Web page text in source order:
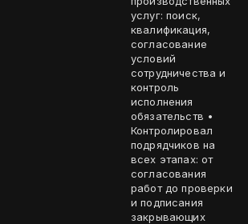
услуг: поиск,
квалификация,
согласование
условий
сотрудничества и
контроль
исполнения
обязательств •
Контролировал
подрядчиков на
всех этапах: от
согласования
работ до проверки
и подписания
закрывающих